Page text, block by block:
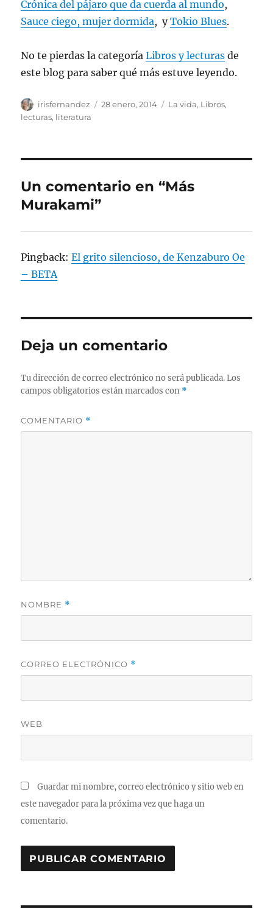
Crónica del pájaro que da cuerda al mundo,
Sauce ciego, mujer dormida, yTokio Blues.
No te pierdas la categoríaLibros y lecturas de
este blog para saber qué más estuve leyendo.
Autor
irisfernandez
Publicado
28 enero, 2014 Categorías
La vida, Libros,
lecturas, literatura
Un comentario en “Más
Murakami”
Pingback:El grito silencioso, de Kenzaburo Oe
– BETA
Deja un comentario
Tu dirección de correo electrónico no será publicada. Los
campos obligatorios están marcados con *
COMENTARIO *
NOMBRE *
CORREO ELECTRÓNICO *
WEB
Guardar mi nombre, correo electrónico y sitio web en
este navegador para la próxima vez que haga un
comentario.